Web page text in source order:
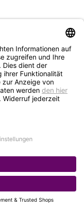
und
abonnieren Sie